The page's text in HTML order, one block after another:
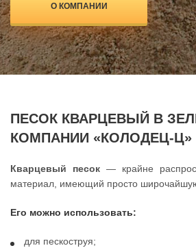
О КОМПАНИИ
ПЕСОК КВАРЦЕВЫЙ В
КОМПАНИИ «КОЛОДЕЦ-Ц»
Кварцевый песок — крайне
материал, имеющий просто
Его можно использовать:
для пескоструя;